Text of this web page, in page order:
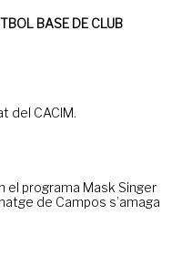
BASE DE CLUB
del CACIM.
el programa Mask Singer
de Campos s’amaga